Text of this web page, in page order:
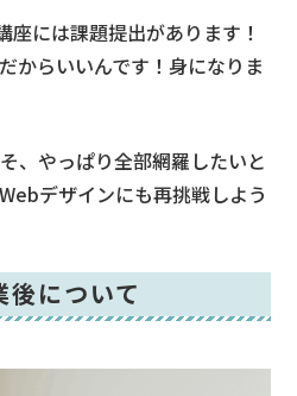
座には課題提出があります！
からいいんです！身になりま
、やっぱり全部網羅したいと
デザインにも再挑戦しよう
について